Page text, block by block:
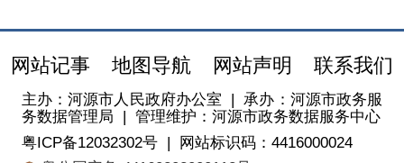
网站记事 地图导航 网站声明 联系我们
主办：河源市人民政府办公室 |承办：河源市政务服
务数据管理局 | 管理维护：河源市政务数据服务中心
粤ICP备12032302号|
网站标识码：4416000024